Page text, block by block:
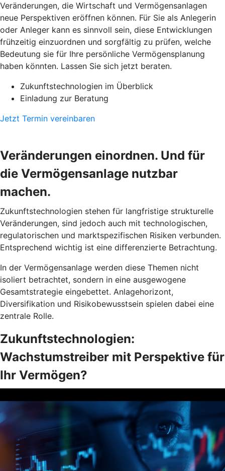
Veränderungen, die Wirtschaft und Vermögensanlagen
neue Perspektiven eröffnen können. Für Sie als Anlegerin
oder Anleger kann es sinnvoll sein, diese Entwicklungen
frühzeitig einzuordnen und sorgfältig zu prüfen, welche
Bedeutung sie für Ihre persönliche Vermögensplanung
haben könnten. Lassen Sie sich jetzt beraten.
Zukunftstechnologien im Überblick
Einladung zur Beratung
Jetzt Termin vereinbaren
Veränderungen einordnen. Und für
die Vermögensanlage nutzbar
machen.
Zukunftstechnologien stehen für langfristige strukturelle
Veränderungen, sind jedoch auch mit technologischen,
regulatorischen und marktspezifischen Risiken verbunden.
Entsprechend wichtig ist eine differenzierte Betrachtung.
In der Vermögensanlage werden diese Themen nicht
isoliert betrachtet, sondern in eine ausgewogene
Gesamtstrategie eingebettet. Anlagehorizont,
Diversifikation und Risikobewusstsein spielen dabei eine
zentrale Rolle.
Zukunftstechnologien:
Wachstumstreiber mit Perspektive für
Ihr Vermögen?